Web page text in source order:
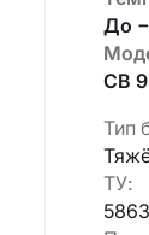
До
СВ
Тип
ТУ: